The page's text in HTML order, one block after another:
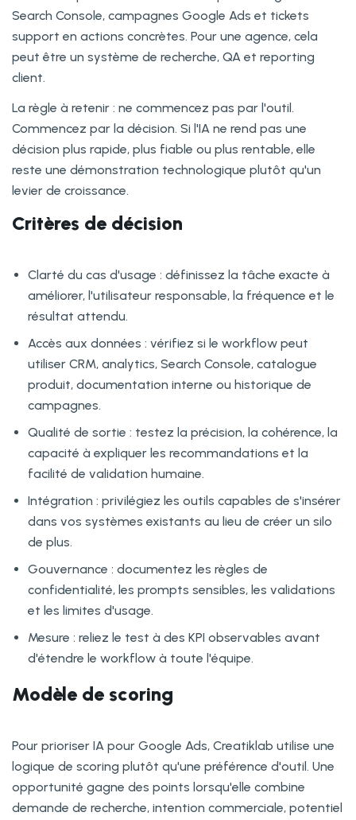
Search Console, campagnes Google Ads et tickets
support en actions concrètes. Pour une agence, cela
peut être un système de recherche, QA et reporting
client.
La règle à retenir : ne commencez pas par l'outil.
Commencez par la décision. Si l'IA ne rend pas une
décision plus rapide, plus fiable ou plus rentable, elle
reste une démonstration technologique plutôt qu'un
levier de croissance.
Critères de décision
Clarté du cas d'usage : définissez la tâche exacte à
améliorer, l'utilisateur responsable, la fréquence et le
résultat attendu.
Accès aux données : vérifiez si le workflow peut
utiliser CRM, analytics, Search Console, catalogue
produit, documentation interne ou historique de
campagnes.
Qualité de sortie : testez la précision, la cohérence, la
capacité à expliquer les recommandations et la
facilité de validation humaine.
Intégration : privilégiez les outils capables de s'insérer
dans vos systèmes existants au lieu de créer un silo
de plus.
Gouvernance : documentez les règles de
confidentialité, les prompts sensibles, les validations
et les limites d'usage.
Mesure : reliez le test à des KPI observables avant
d'étendre le workflow à toute l'équipe.
Modèle de scoring
Pour prioriser IA pour Google Ads, Creatiklab utilise une
logique de scoring plutôt qu'une préférence d'outil. Une
opportunité gagne des points lorsqu'elle combine
demande de recherche, intention commerciale, potentiel